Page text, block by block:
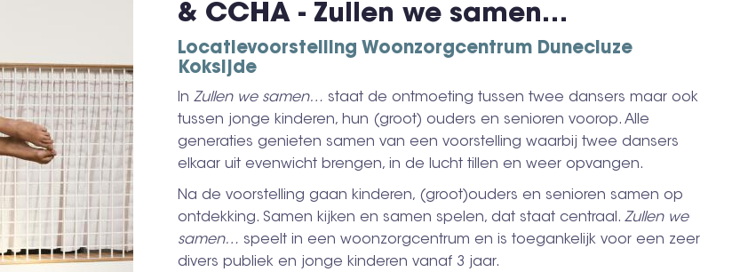
& CCHA - Zullen we samen…
Locatievoorstelling Woonzorgcentrum Dunecluze
Koksijde
In Zullen we samen… staat de ontmoeting tussen twee dansers maar ook
tussen jonge kinderen, hun (groot) ouders en senioren voorop. Alle
generaties genieten samen van een voorstelling waarbij twee dansers
elkaar uit evenwicht brengen, in de lucht tillen en weer opvangen.
Na de voorstelling gaan kinderen, (groot)ouders en senioren samen op
ontdekking. Samen kijken en samen spelen, dat staat centraal. Zullen we
samen… speelt in een woonzorgcentrum en is toegankelijk voor een zeer
divers publiek en jonge kinderen vanaf 3 jaar.